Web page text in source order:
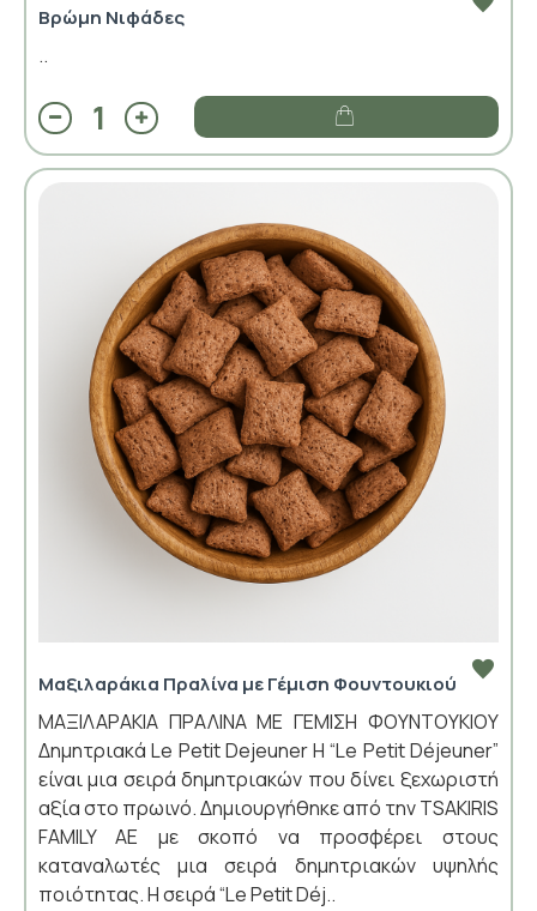
Βρώμη Νιφάδες
..
Μαξιλαράκια Πραλίνα με Γέμιση Φουντουκιού
ΜΑΞΙΛΑΡΑΚΙΑ ΠΡΑΛΙΝΑ ΜΕ ΓΕΜΙΣΗ ΦΟΥΝΤΟΥΚΙΟΥ
Δημητριακά Le Petit Dejeuner Η “Le Petit Déjeuner”
είναι μια σειρά δημητριακών που δίνει ξεχωριστή
αξία στο πρωινό. Δημιουργήθηκε από την TSAKIRIS
FAMILY ΑΕ με σκοπό να προσφέρει στους
καταναλωτές μια σειρά δημητριακών υψηλής
ποιότητας. Η σειρά “Le Petit Déj..